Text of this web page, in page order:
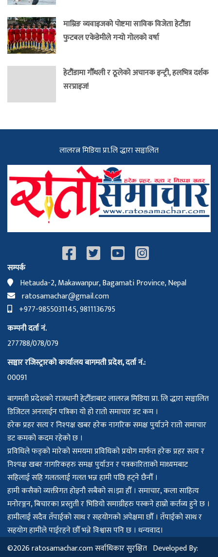
माम्रिङ व्यवाइजको पोष्टमा साविक विजेता हेटौंडा
फुटबल एकेडेमीले गर्‍यो गोलको वर्षा
हेटौंडामा गौँथली र ठूलेको अचानक इन्ट्री, हलभित्र दर्शक
सरप्राइज!
लालरत्न मिडिया प्रा.लि द्धारा सञ्चालित
सम्पर्क
Hetauda-2, Makawanpur, Bagamati Province, Nepal
ratosamachar@gmail.com
+977-9855031145, 9811136795
कम्पनी दर्ता नं.
277788/078/079
सञ्चार रजिस्ट्रारको कार्यालय बागमती प्रदेश, दर्ता नं.:
00091
बागमती प्रदेशको राजधानी हेटौँडाबाट लालरत्न मिडिया प्रा. लि द्धारा सञ्चालित
डिजिटल अनलाईन पत्रिका यो हो रातो समाचार डट कम ।
हरेक प्रहर सत्य र निश्पक्ष खबर हरेक नागरिक समक्ष पुर्याउने रातो समाचार
डट कमको कदम रहेको छ ।
प्रविधिले फड्को मारेको समयमा प्रविधिको प्रयोग मार्फत हरेक प्रहर सत्य र
निश्पक्ष खबर नागरिकहरु समक्ष पुर्याउन र पत्रकारिताको माध्यमबाट
सहिलाई सहि गलतलाई गलत भन्न हामी पछि हट्ने छैनौँ ।
हामी कसैको व्यक्तीगत होइनौ सबैको स।झा हौँ । समाचार, कला साहित्य
मनोरञ्जन, बिचारका प्रस्तुती र भिडियो समाग्रीहरु पस्कने हाम्रो कर्तव्य हुने छ ।
हामीलाई सदैव तँपाईको साथ र सहयोगको अपेक्षमा छौँ । तँपाईको साथ र
सहयोग हामीले पाईरहने छौँ भन्ने विश्वास पनि छ । धन्यवाद।
©2026 ratosamachar.com सर्वाधिकार सुरक्षित Developed By: